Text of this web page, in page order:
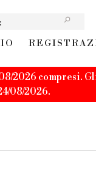
2026
08/2026.